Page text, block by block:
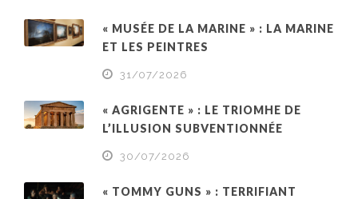
« MUSÉE DE LA MARINE » : LA MARINE
ET LES PEINTRES
31/07/2026
« AGRIGENTE » : LE TRIOMHE DE
L’ILLUSION SUBVENTIONNÉE
30/07/2026
« TOMMY GUNS » : TERRIFIANT